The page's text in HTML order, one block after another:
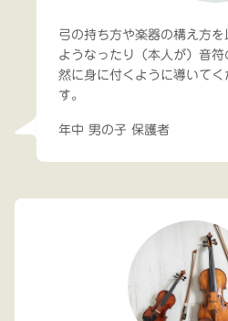
弓の持ち方や楽器の構え方
ようなったり（本人が）音
然に身に付くように導いて
す。
年中 男の子 保護者